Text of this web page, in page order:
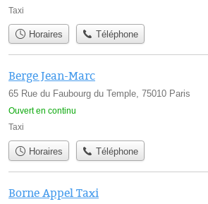
Taxi
Horaires Téléphone
Berge Jean-Marc
65 Rue du Faubourg du Temple, 75010 Paris
Ouvert en continu
Taxi
Horaires Téléphone
Borne Appel Taxi